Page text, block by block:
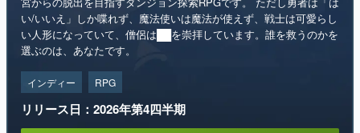
い/いいえ」しか喋れず、魔法使いは魔法が使えず、戦士は可愛らし
い人形になっていて、僧侶は██を崇拝しています。誰を救うのかを
選ぶのは、あなたです。
インディー RPG
リリース日：2026年第4四半期